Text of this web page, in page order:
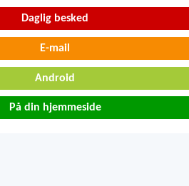
Daglig besked
E-mail
Android
På din hjemmeside